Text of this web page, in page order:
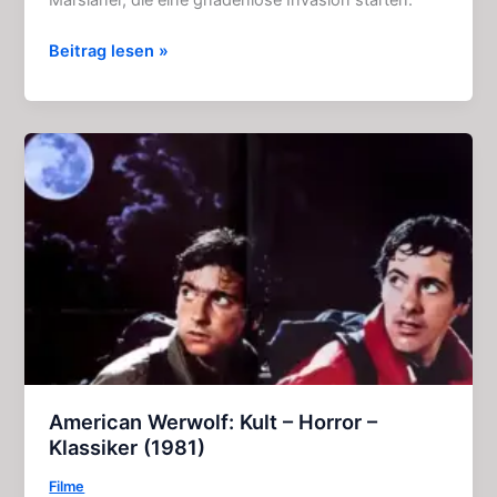
Der
der
Welten:
Großartiges
Gruselkabinett
+
125
Beitrag lesen »
American Werwolf: Kult – Horror –
Klassiker (1981)
Filme